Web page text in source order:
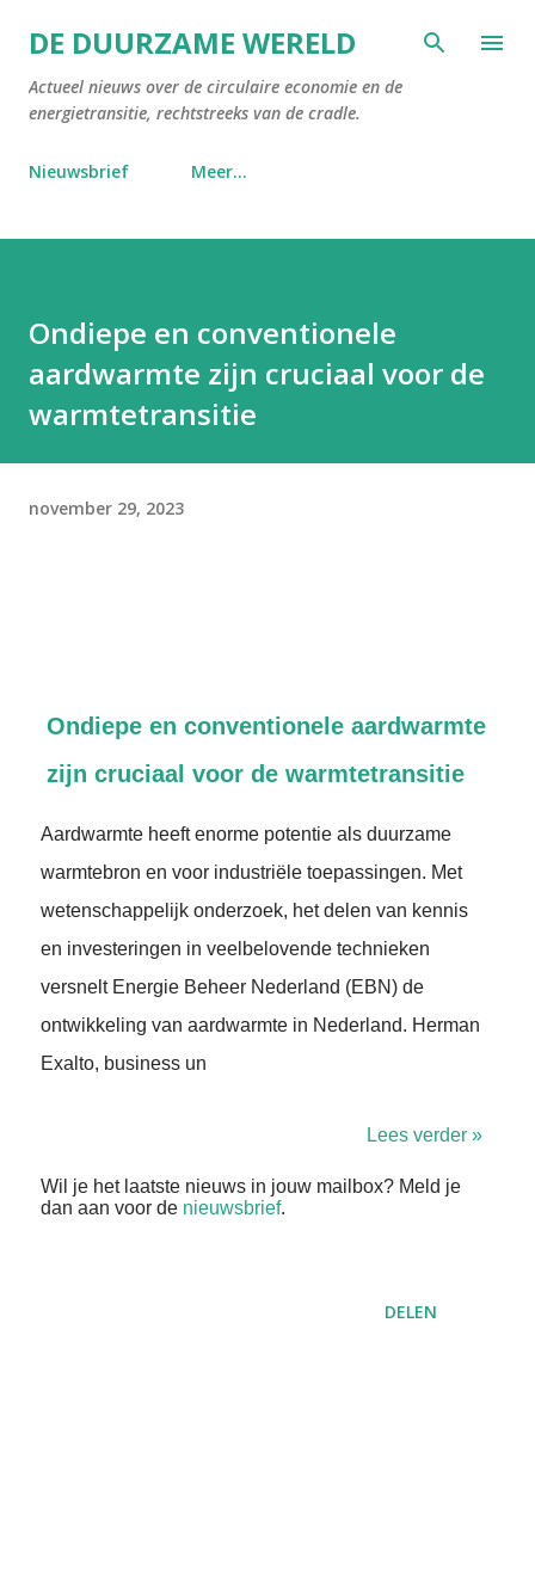
Doorgaan naar hoofdcontent
DE DUURZAME WERELD
Actueel nieuws over de circulaire economie en de
energietransitie, rechtstreeks van de cradle.
Nieuwsbrief Meer…
Ondiepe en conventionele
aardwarmte zijn cruciaal voor de
warmtetransitie
november 29, 2023
Ondiepe en conventionele aardwarmte
zijn cruciaal voor de warmtetransitie
Aardwarmte heeft enorme potentie als duurzame
warmtebron en voor industriële toepassingen. Met
wetenschappelijk onderzoek, het delen van kennis
en investeringen in veelbelovende technieken
versnelt Energie Beheer Nederland (EBN) de
ontwikkeling van aardwarmte in Nederland. Herman
Exalto, business un
Lees verder »
Wil je het laatste nieuws in jouw mailbox? Meld je
dan aan voor de nieuwsbrief.
DELEN